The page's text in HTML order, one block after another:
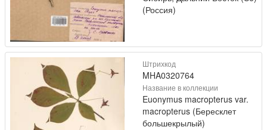
(Россия)
Штрихкод
MHA0320764
Название в коллекции
Euonymus macropterus var.
macropterus (Бересклет
большекрылый)